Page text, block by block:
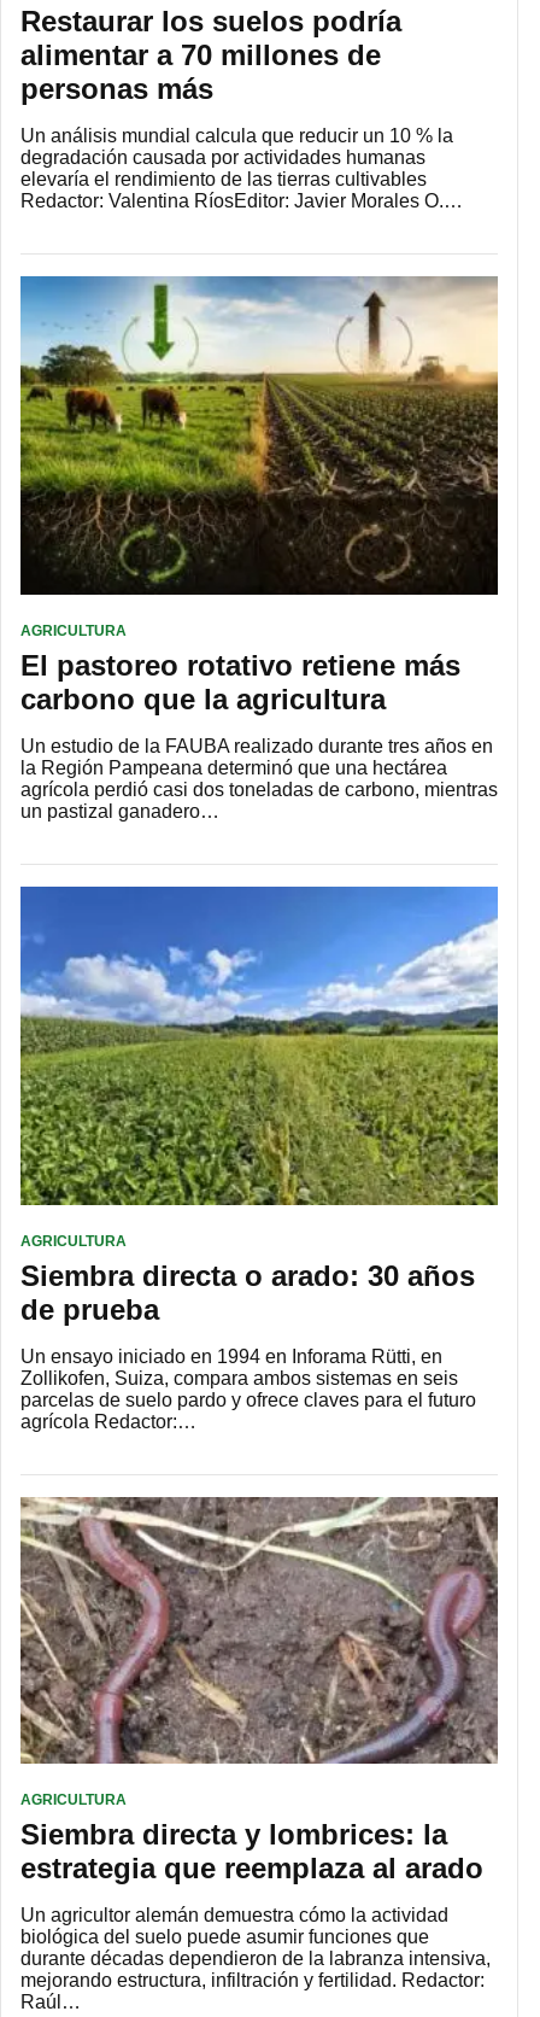
Restaurar los suelos podría
alimentar a 70 millones de
personas más
Un análisis mundial calcula que reducir un 10 % la
degradación causada por actividades humanas
elevaría el rendimiento de las tierras cultivables
Redactor: Valentina RíosEditor: Javier Morales O.…
AGRICULTURA
El pastoreo rotativo retiene más
carbono que la agricultura
Un estudio de la FAUBA realizado durante tres años en
la Región Pampeana determinó que una hectárea
agrícola perdió casi dos toneladas de carbono, mientras
un pastizal ganadero…
AGRICULTURA
Siembra directa o arado: 30 años
de prueba
Un ensayo iniciado en 1994 en Inforama Rütti, en
Zollikofen, Suiza, compara ambos sistemas en seis
parcelas de suelo pardo y ofrece claves para el futuro
agrícola Redactor:…
AGRICULTURA
Siembra directa y lombrices: la
estrategia que reemplaza al arado
Un agricultor alemán demuestra cómo la actividad
biológica del suelo puede asumir funciones que
durante décadas dependieron de la labranza intensiva,
mejorando estructura, infiltración y fertilidad. Redactor:
Raúl…